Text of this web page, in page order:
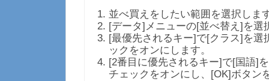
並べ買えをしたい範囲を選択しま
[データ]メニューの[並べ替え]を選
[最優先されるキー]で[クラス]を選
ックをオンにします。
[2番目に優先されるキー]で[国語]
チェックをオンにし、[OK]ボタン